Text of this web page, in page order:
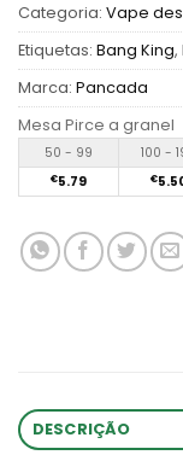
Categoria: Vape
Etiquetas: Bang King,
Marca: Pancada
Mesa Pirce a granel
50 - 99 100 -
€5.79 €
DESCRIÇÃO